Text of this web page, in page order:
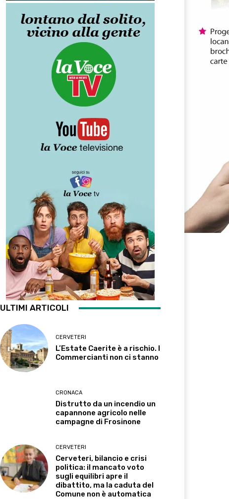
ULTIMI ARTICOLI
CERVETERI
L’Estate Caerite è a rischio. I
Commercianti non ci stanno
CRONACA
Distrutto da un incendio un
capannone agricolo nelle
campagne di Frosinone
CERVETERI
Cerveteri, bilancio e crisi
politica: il mancato voto
sugli equilibri apre il
dibattito, ma la caduta del
Comune non è automatica